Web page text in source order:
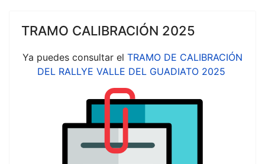
TRAMO CALIBRACIÓN 2025
Ya puedes consultar el TRAMO DE CALIBRACIÓN
DEL RALLYE VALLE DEL GUADIATO 2025